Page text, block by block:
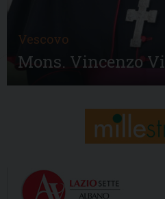
Vescovo
Mons. Vincenzo